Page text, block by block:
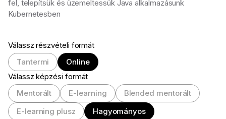
fel, telepítsük és üzemeltessük Java alkalmazásunk
Kubernetesben
Válassz részvételi formát
Tantermi
Online
Válassz képzési formát
Mentorált
E-learning
Blended mentorált
E-learning plusz
Hagyományos